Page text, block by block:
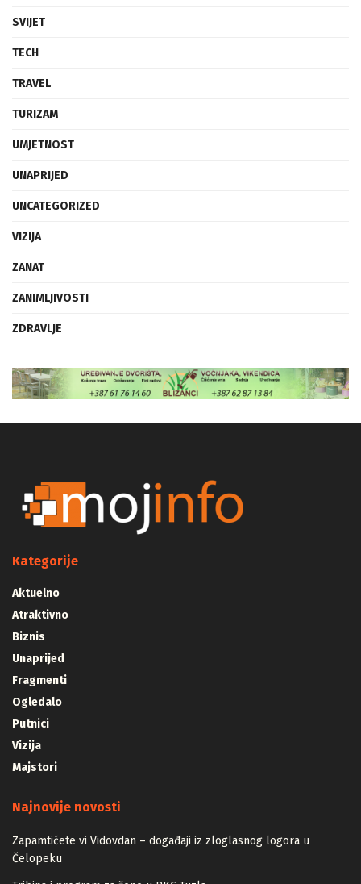
SVIJET
TECH
TRAVEL
TURIZAM
UMJETNOST
UNAPRIJED
UNCATEGORIZED
VIZIJA
ZANAT
ZANIMLJIVOSTI
ZDRAVLJE
Kategorije
Aktuelno
Atraktivno
Biznis
Unaprijed
Fragmenti
Ogledalo
Putnici
Vizija
Majstori
Najnovije novosti
Zapamtićete vi Vidovdan – događaji iz zloglasnog logora u
Čelopeku